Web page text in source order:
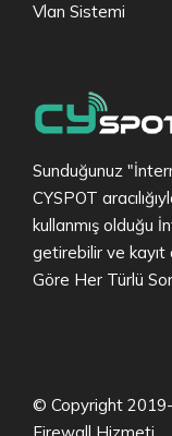
Vlan Sistemi
Sunduğunuz
CYSPOT
kullanmış olduğu
getirebilir ve kayıt
Göre Her Türlü
© Copyright